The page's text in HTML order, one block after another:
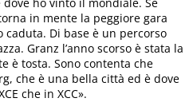
in mente la peggiore gara
caduta. Di base è un percorso
Granz l’anno scorso è stata la
è tosta. Sono contenta che
che è una bella città ed è dove
che in XCC».